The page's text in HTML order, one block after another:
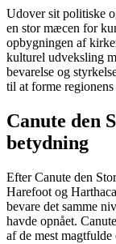
Udover sit politiske
en stor mæcen for
opbygningen af
kulturel udveksling
bevarelse og
til at forme
Canute den
betydning
Efter Canute den
Harefoot og
bevare det samme
havde opnået.
af de mest